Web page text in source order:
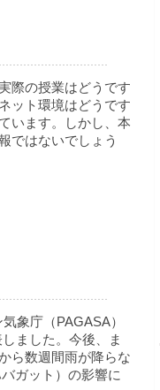
際の授業はどうです
ット環境はどうです
います。しかし、本
ではないでしょう
象庁（PAGASA）
ました。今後、ま
ら数週間雨が降らな
ガット）の影響に